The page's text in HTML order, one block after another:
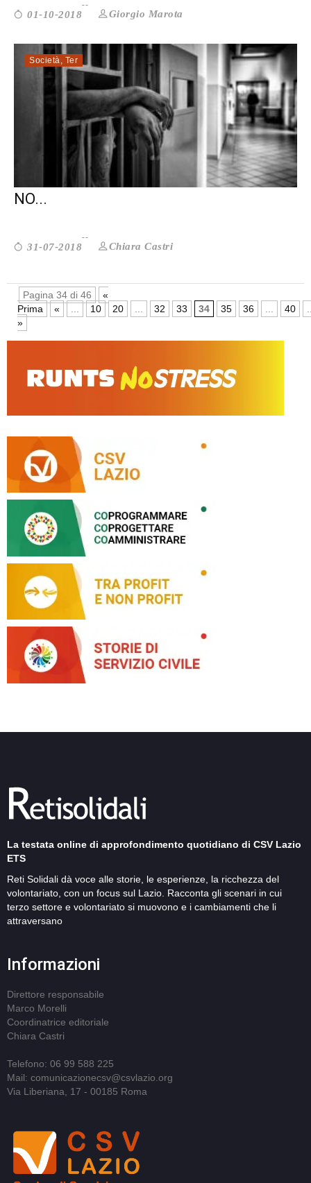
01-10-2018 Giorgio Marota
Società Ter
CARCERE: È DAVVERO LA SOLUZIONE AI
NO...
31-07-2018 Chiara Castri
Pagina 34 di 46
«
Prima
« 10 20 32 33 34 35 36 40
»
La testata online di approfondimento quotidiano di CSV Lazio
ETS
Reti Solidali dà voce alle storie, le esperienze, la ricchezza del
volontariato, con un focus sul Lazio. Racconta gli scenari in cui
terzo settore e volontariato si muovono e i cambiamenti che li
attraversano
Informazioni
Direttore responsabile
Marco Morelli
Coordinatrice editoriale
Chiara Castri
Telefono: 06 99 588 225
Mail: comunicazionecsv@csvlazio.org
Via Liberiana, 17 - 00185 Roma